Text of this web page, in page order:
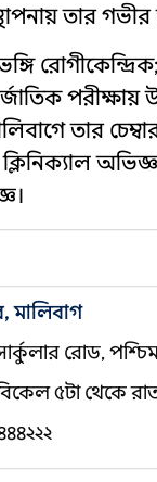
তার গভীর
তার
মালিবাগ
রোড,
৫টা থেকে